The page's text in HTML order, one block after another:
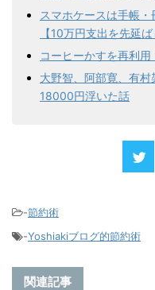
スマホケースは手帳
【10万円支出を先延ば
コーヒーかすを再利
大野智、阿部寛、有
18000円浮いた話
-節約術
-Yoshiakiブログ的節約術
関連記事